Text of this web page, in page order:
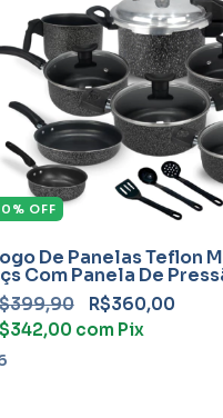
% OFF
De Panelas Teflon
Com Panela De
R$360,00
com Pix